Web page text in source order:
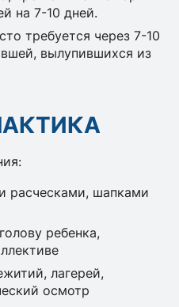
на 7-10 дней.
требуется через 7-10
вылупившихся из
расческами, шапками
ребенка,
лагерей,
осмотр